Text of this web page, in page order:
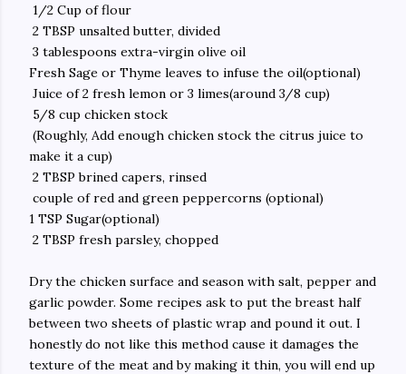
1/2 Cup of flour
2 TBSP unsalted butter, divided
3 tablespoons extra-virgin olive oil
Fresh Sage or Thyme leaves to infuse the oil(optional)
Juice of 2 fresh lemon or 3 limes(around 3/8 cup)
5/8 cup chicken stock
(Roughly, Add enough chicken stock the citrus juice to
make it a cup)
2 TBSP brined capers, rinsed
couple of red and green peppercorns (optional)
1 TSP Sugar(optional)
2 TBSP fresh parsley, chopped
Dry the chicken surface and season with salt, pepper and
garlic powder. Some recipes ask to put the breast half
between two sheets of plastic wrap and pound it out. I
honestly do not like this method cause it damages the
texture of the meat and by making it thin, you will end up